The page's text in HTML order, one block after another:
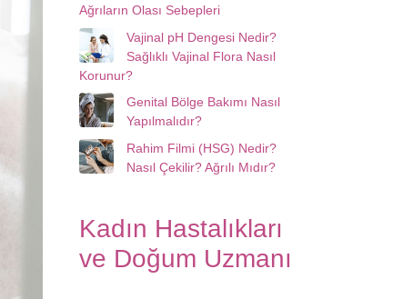
Ağrıların Olası Sebepleri
Vajinal pH Dengesi Nedir?
Sağlıklı Vajinal Flora Nasıl
Korunur?
Genital Bölge Bakımı Nasıl
Yapılmalıdır?
Rahim Filmi (HSG) Nedir?
Nasıl Çekilir? Ağrılı Mıdır?
Kadın Hastalıkları
ve Doğum Uzmanı